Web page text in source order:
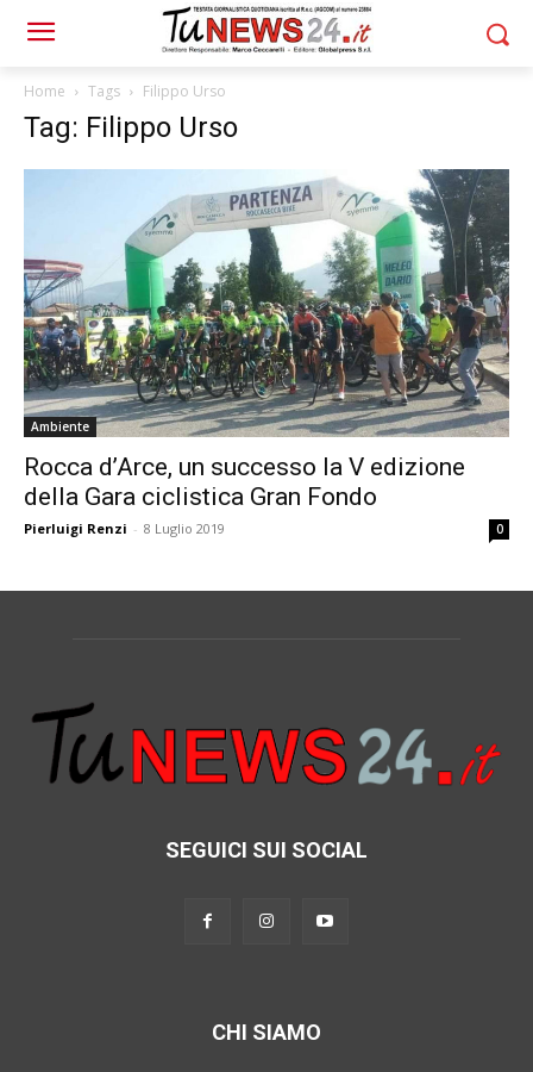
Home Tags Filippo Urso
Tag: Filippo Urso
Ambiente
Rocca d’Arce, un successo la V edizione
della Gara ciclistica Gran Fondo
Pierluigi Renzi - 8 Luglio 2019 0
SEGUICI SUI SOCIAL
CHI SIAMO